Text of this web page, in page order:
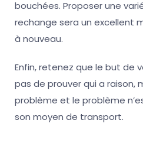
bouchées. Proposer une
rechange sera un excellent
à nouveau.
Enfin, retenez que le but de
pas de prouver qui a raison,
problème et le problème
son moyen de transport.